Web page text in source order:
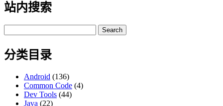
站内搜索
for:
分类目录
Android (136)
Common Code (4)
Dev Tools (44)
Java (22)